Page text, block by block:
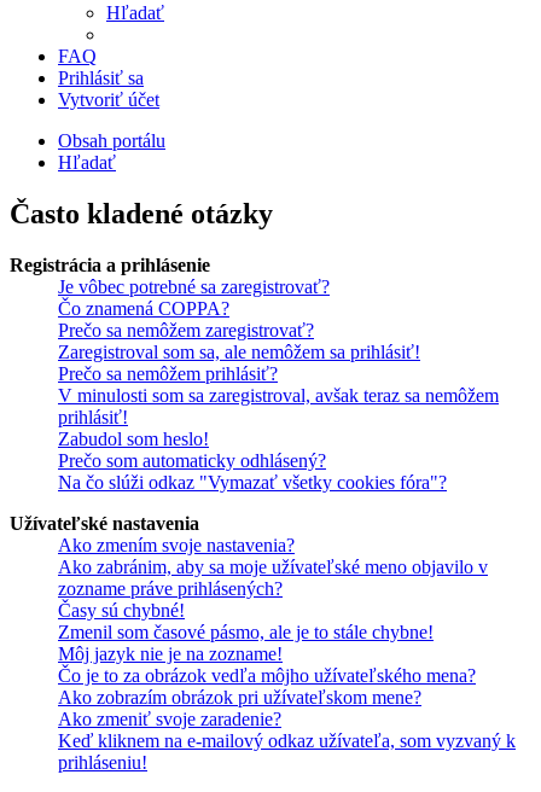
Hľadať
FAQ
Prihlásiť sa
Vytvoriť účet
Obsah portálu
Hľadať
Často kladené otázky
Registrácia a prihlásenie
Je vôbec potrebné sa zaregistrovať?
Čo znamená COPPA?
Prečo sa nemôžem zaregistrovať?
Zaregistroval som sa, ale nemôžem sa prihlásiť!
Prečo sa nemôžem prihlásiť?
V minulosti som sa zaregistroval, avšak teraz sa nemôžem
prihlásiť!
Zabudol som heslo!
Prečo som automaticky odhlásený?
Na čo slúži odkaz "Vymazať všetky cookies fóra"?
Užívateľské nastavenia
Ako zmením svoje nastavenia?
Ako zabránim, aby sa moje užívateľské meno objavilo v
zozname práve prihlásených?
Časy sú chybné!
Zmenil som časové pásmo, ale je to stále chybne!
Môj jazyk nie je na zozname!
Čo je to za obrázok vedľa môjho užívateľského mena?
Ako zobrazím obrázok pri užívateľskom mene?
Ako zmeniť svoje zaradenie?
Keď kliknem na e-mailový odkaz užívateľa, som vyzvaný k
prihláseniu!